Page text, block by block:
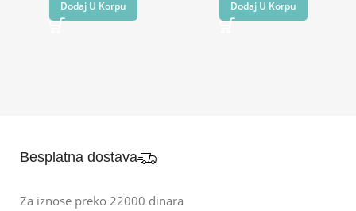
Dodaj U Korpu Dodaj U Korpu
Besplatna dostava
Za iznose preko 22000 dinara